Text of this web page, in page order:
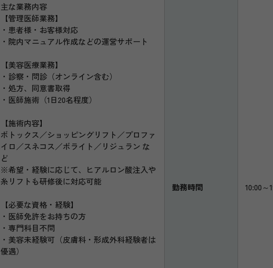
主な業務内容
【管理医師業務】
・患者様・お客様対応
・院内マニュアル作成などの運営サポート
【美容医療業務】
・診察・問診（オンライン含む）
・処方、同意書取得
・医師施術（1日20名程度）
【施術内容】
ボトックス／ショッピングリフト／プロファ
イロ／スネコス／ボライト／リジュラン な
ど
※希望・経験に応じて、ヒアルロン酸注入や
糸リフトも研修後に対応可能
【必要な資格・経験】
・医師免許をお持ちの方
・専門科目不問
・美容未経験可（皮膚科・形成外科経験者は
優遇）
勤務時間 10:00～